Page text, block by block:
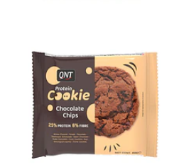
GALLETA
PROTEIN...
$2.990